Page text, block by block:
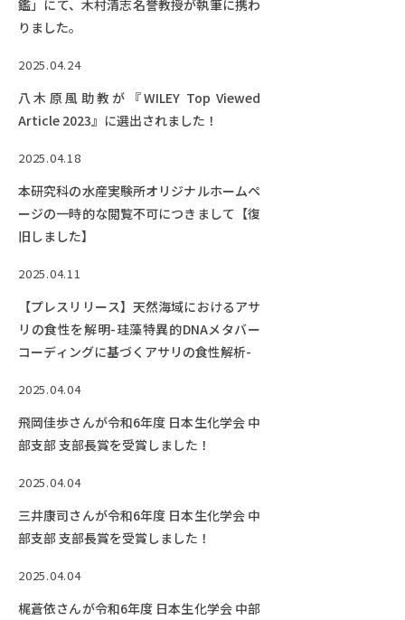
鑑」にて、木村清志名誉教授が執筆に携わ
りました。
2025.04.24
八木原風助教が『WILEY Top Viewed
Article 2023』に選出されました！
2025.04.18
本研究科の水産実験所オリジナルホームペ
ージの一時的な閲覧不可につきまして【復
旧しました】
2025.04.11
【プレスリリース】天然海域におけるアサ
リの食性を解明-珪藻特異的DNAメタバー
コーディングに基づくアサリの食性解析-
2025.04.04
飛岡佳歩さんが令和6年度 日本生化学会 中
部支部 支部長賞を受賞しました！
2025.04.04
三井康司さんが令和6年度 日本生化学会 中
部支部 支部長賞を受賞しました！
2025.04.04
梶蒼依さんが令和6年度 日本生化学会 中部